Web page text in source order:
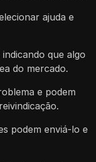
ajuda e
que algo
do mercado.
e podem
podem enviá-lo e